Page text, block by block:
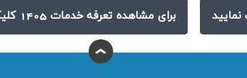
برای مشاهده تعرفه خدمات 1405 کلیک نمایید